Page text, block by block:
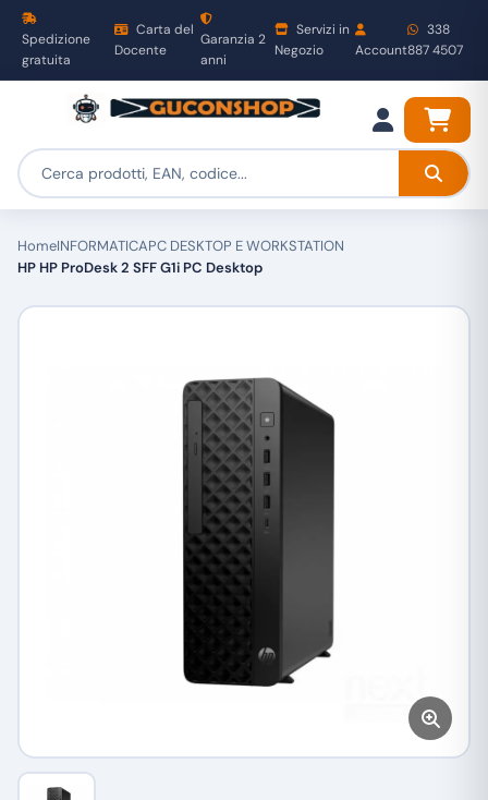
Spedizione
gratuita
Carta del
Docente
Garanzia 2
anni
Servizi in
Negozio
Account
338
887 4507
HomeINFORMATICAPC DESKTOP E WORKSTATION
HP HP ProDesk 2 SFF G1i PC Desktop